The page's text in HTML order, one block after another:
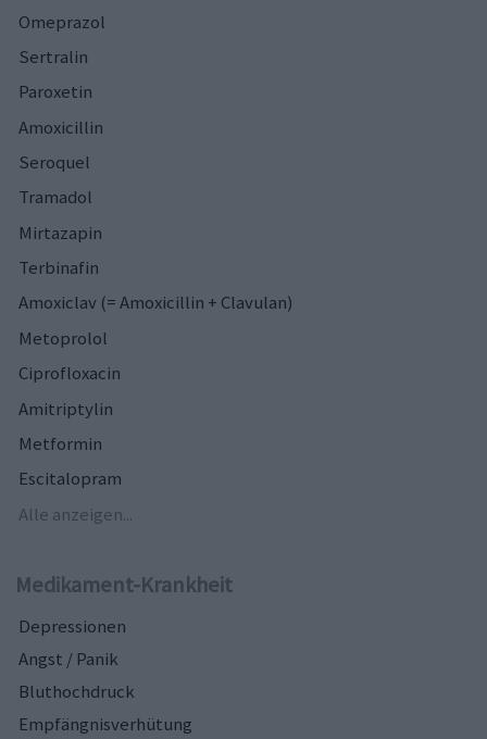
Omeprazol
Sertralin
Paroxetin
Amoxicillin
Seroquel
Tramadol
Mirtazapin
Terbinafin
Amoxiclav (= Amoxicillin + Clavulan)
Metoprolol
Ciprofloxacin
Amitriptylin
Metformin
Escitalopram
Alle anzeigen...
Medikament-Krankheit
Depressionen
Angst / Panik
Bluthochdruck
Empfängnisverhütung